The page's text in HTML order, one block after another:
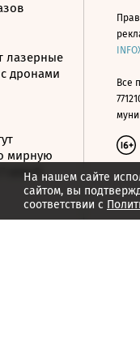
лазерные
дронами
мирную
или 8На нашем сайте
сайтом, вы
соответствии с
Все